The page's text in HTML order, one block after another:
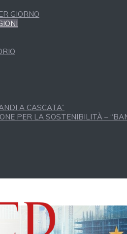
GIORNO
A CASCATA”
PER LA SOSTENIBILITÀ –